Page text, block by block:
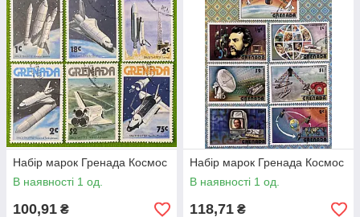
Набір марок Гренада Космос
В наявності 1 од.
100,91 ₴
Набір марок Гренада Космос
В наявності 1 од.
118,71 ₴